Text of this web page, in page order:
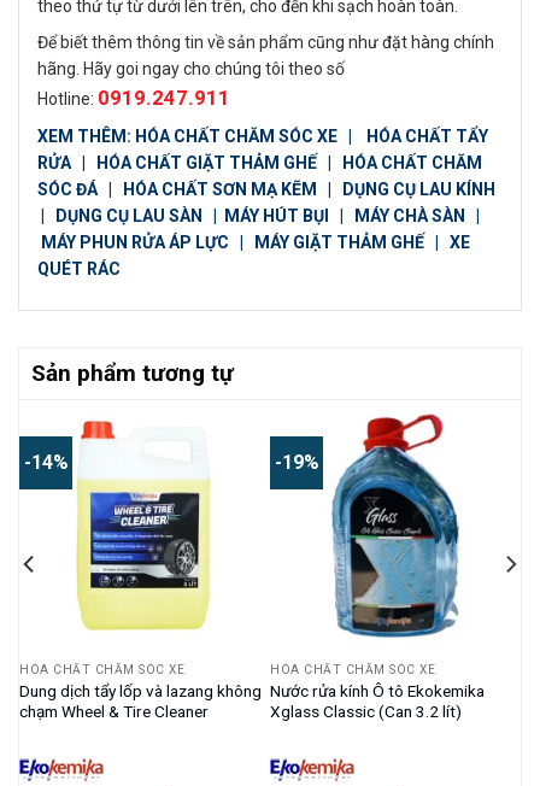
theo thứ tự từ dưới lên trên, cho đến khi sạch hoàn toàn.
Để biết thêm thông tin về sản phẩm cũng như đặt hàng chính
hãng. Hãy goi ngay cho chúng tôi theo số
Hotline: 0919.247.911
XEM THÊM: HÓA CHẤT CHĂM SÓC XE | HÓA CHẤT TẨY
RỬA | HÓA CHẤT GIẶT THẢM GHẾ | HÓA CHẤT CHĂM
SÓC ĐÁ | HÓA CHẤT SƠN MẠ KẼM | DỤNG CỤ LAU KÍNH
| DỤNG CỤ LAU SÀN | MÁY HÚT BỤI | MÁY CHÀ SÀN |
MÁY PHUN RỬA ÁP LỰC | MÁY GIẶT THẢM GHẾ | XE
QUÉT RÁC
Sản phẩm tương tự
-14%
HÓA CHẤT CHĂM SÓC XE
Dung dịch tẩy lốp và lazang không
chạm Wheel & Tire Cleaner
-19%
HÓA CHẤT CHĂM SÓC XE
Nước rửa kính Ô tô Ekokemika
Xglass Classic (Can 3.2 lít)